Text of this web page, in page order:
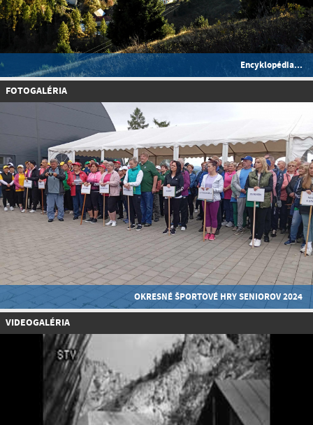
Encyklopédia...
FOTOGALÉRIA
OKRESNÉ ŠPORTOVÉ HRY SENIOROV 2024
VIDEOGALÉRIA